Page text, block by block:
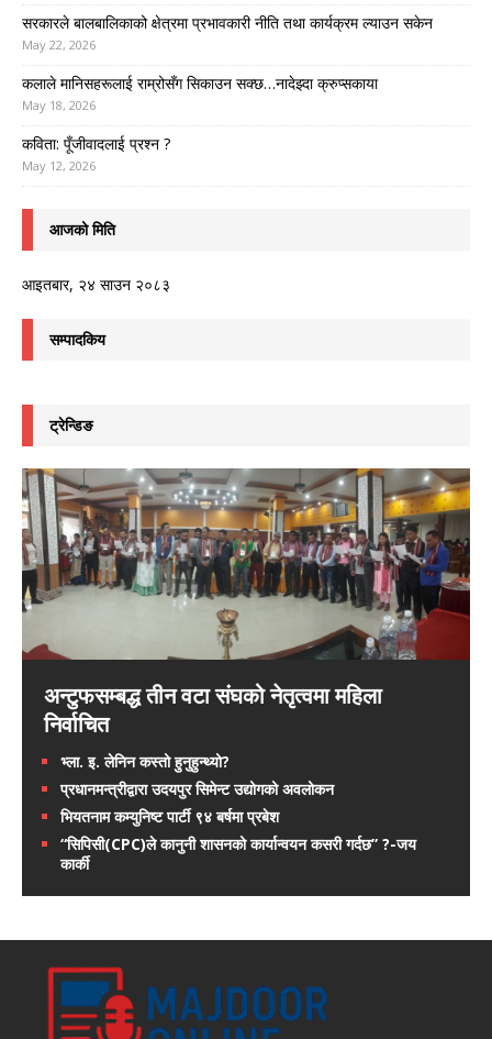
सरकारले बालबालिकाको क्षेत्रमा प्रभावकारी नीति तथा कार्यक्रम ल्याउन सकेन
May 22, 2026
कलाले मानिसहरूलाई राम्रोसँग सिकाउन सक्छ…नादेझ्दा क्रुप्सकाया
May 18, 2026
कविता: पूँजीवादलाई प्रश्न ?
May 12, 2026
आजको मिति
आइतबार, २४ साउन २०८३
सम्पादकिय
ट्रेन्डिङ
अन्टुफसम्बद्ध तीन वटा संघको नेतृत्वमा महिला
निर्वाचित
भ्ला. इ. लेनिन कस्तो हुनुहुन्थ्यो?
प्रधानमन्त्रीद्वारा उदयपुर सिमेन्ट उद्योगको अवलोकन
भियतनाम कम्युनिष्ट पार्टी ९४ बर्षमा प्रबेश
“सिपिसी(CPC)ले कानुनी शासनको कार्यान्वयन कसरी गर्दछ” ?-जय
कार्की